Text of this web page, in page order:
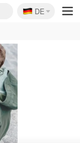
🇩🇪
DE